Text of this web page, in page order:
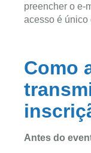
preencher o e-
acesso é único
Como
Antes do